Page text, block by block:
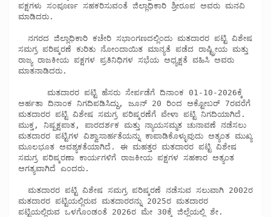
ಪಕ್ಷಗಳು ಸಂಪೂರ್ಣ ಸಹಕರಿಸುವಂತೆ ಜಿಲ್ಲಾಧಿಕಾರಿ ಶ್ರೀರೂಪ ಅವರು ಮನವಿ
ಮಾಡಿದರು.
ಸಮಗ್ರ ಪರಿಷ್ಕರಣೆ ಕುರಿತು ನೋಂದಾಯಿತ ಮಾನ್ಯತೆ ಪಡೆದ ರಾಷ್ಟ್ರೀಯ ಮತ್ತು
ರಾಜ್ಯ ರಾಜಕೀಯ ಪಕ್ಷಗಳ ಪ್ರತಿನಿಧಿಗಳ ಸಭೆಯ ಅಧ್ಯಕ್ಷತೆ ವಹಿಸಿ ಅವರು
ಮಾತನಾಡಿದರು.
ಅರ್ಹತಾ ದಿನಾಂಕ ನಿಗದಿಪಡಿಸಿದ್ದು, ಜೂನ್ 20 ರಿಂದ ಅಕ್ಟೋಬರ್ 7ರವರೆಗೆ
ಮತದಾರರ ಪಟ್ಟಿ ವಿಶೇಷ ಸಮಗ್ರ ಪರಿಷ್ಕರಣೆಗೆ ವೇಳಾ ಪಟ್ಟಿ ನಿಗದಿಯಾಗಿದೆ.
ಮುಕ್ತ, ನಿಷ್ಪಕ್ಷಪಾತ, ಪಾರದರ್ಶಕ ಮತ್ತು ನ್ಯಾಯಸಮ್ಮತ ಚುನಾವಣೆ ನಡೆಸಲು
ಮತದಾರರ ಪಟ್ಟಿಗಳ ವಿಶ್ವಾಸಾರ್ಹತೆಯನ್ನು ಕಾಪಾಡಿಕೊಳ್ಳುವುದು ಅತ್ಯಂತ ಮುಖ್ಯ
ಮೂಲಭೂತ ಅವಶ್ಯಕತೆಯಾಗಿದೆ. ಈ ಮಹತ್ತರ ಮತದಾರರ ಪಟ್ಟಿ ವಿಶೇಷ
ಸಮಗ್ರ ಪರಿಷ್ಕರಣಾ ಕಾರ್ಯಗಳಿಗೆ ರಾಜಕೀಯ ಪಕ್ಷಗಳ ಸಹಕಾರ ಅತ್ಯಂತ
ಅಗತ್ಯವಾಗಿದೆ ಎಂದರು.
ಮತದಾರರ ಪಟ್ಟಿಯಲ್ಲಿರುವ ಮತದಾರರನ್ನು 2025ರ ಮತದಾರರ
ಪಟ್ಟಿಯಲ್ಲಿರುವ ಒಳಗೊಂಡಂತೆ 2026ರ ಮೇ 30ಕ್ಕೆ ಜಿಲ್ಲೆಯಲ್ಲಿ ಶೇ.